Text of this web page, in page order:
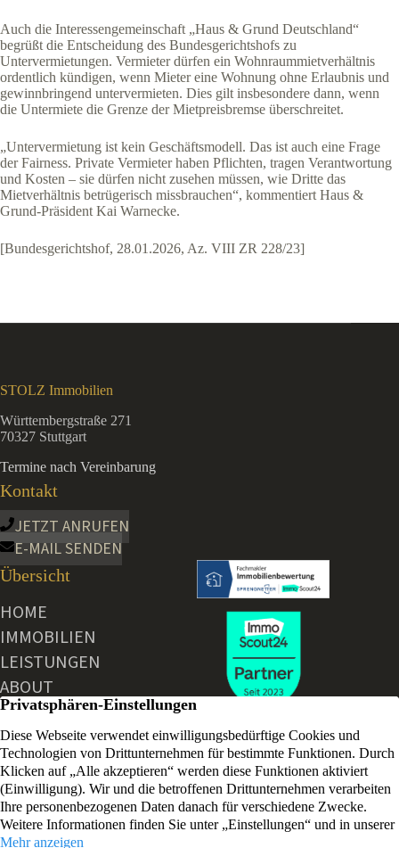
Auch die Interessengemeinschaft „Haus & Grund Deutschland“
begrüßt die Entscheidung des Bundesgerichtshofs zu
Untervermietungen. Vermieter dürfen ein Wohnraummietverhältnis
ordentlich kündigen, wenn Mieter eine Wohnung ohne Erlaubnis und
gewinnbringend untervermieten. Dies gilt insbesondere dann, wenn
die Untermiete die Grenze der Mietpreisbremse überschreitet.
„Untervermietung ist kein Geschäftsmodell. Das ist auch eine Frage
der Fairness. Private Vermieter haben Pflichten, tragen Verantwortung
und Kosten – sie dürfen nicht zusehen müssen, wie Dritte das
Mietverhältnis betrügerisch missbrauchen“, kommentiert Haus &
Grund-Präsident Kai Warnecke.
[Bundesgerichtshof, 28.01.2026, Az. VIII ZR 228/23]
STOLZ Immobilien
Württembergstraße 271
70327 Stuttgart
Termine nach Vereinbarung
Kontakt
JETZT ANRUFEN
E-MAIL SENDEN
Übersicht
HOME
IMMOBILIEN
LEISTUNGEN
ABOUT
AKTUELLE NEWS
KONTAKT